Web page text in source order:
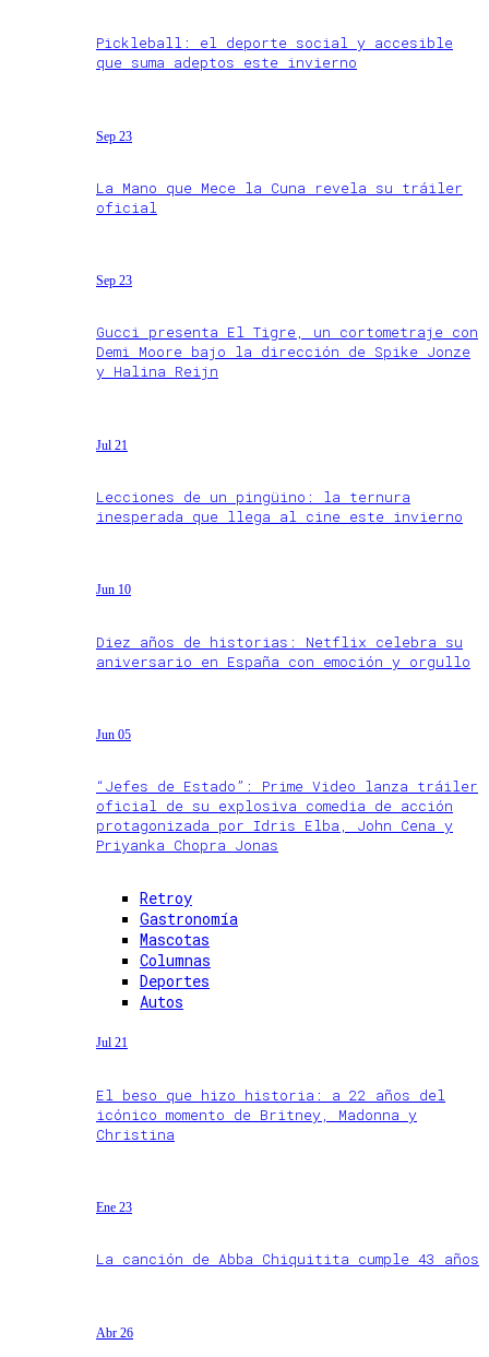
Pickleball: el deporte social y accesible
que suma adeptos este invierno
Sep 23
La Mano que Mece la Cuna revela su tráiler
oficial
Sep 23
Gucci presenta El Tigre, un cortometraje con
Demi Moore bajo la dirección de Spike Jonze
y Halina Reijn
Jul 21
Lecciones de un pingüino: la ternura
inesperada que llega al cine este invierno
Jun 10
Diez años de historias: Netflix celebra su
aniversario en España con emoción y orgullo
Jun 05
“Jefes de Estado”: Prime Video lanza tráiler
oficial de su explosiva comedia de acción
protagonizada por Idris Elba, John Cena y
Priyanka Chopra Jonas
Retroy
Gastronomía
Mascotas
Columnas
Deportes
Autos
Jul 21
El beso que hizo historia: a 22 años del
icónico momento de Britney, Madonna y
Christina
Ene 23
La canción de Abba Chiquitita cumple 43 años
Abr 26